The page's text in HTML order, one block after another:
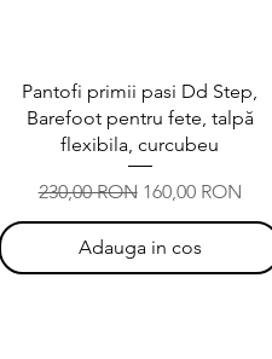
Afișare rapidă
Pantofi primii pasi Dd Step,
Barefoot pentru fete, talpă
flexibila, curcubeu
Preț normal
230,00 RON Preț redus
160,00 RON
Adauga in cos